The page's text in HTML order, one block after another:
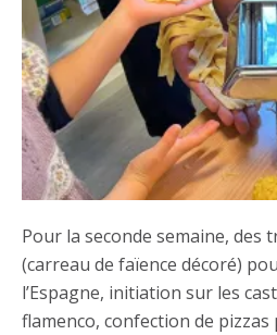
Pour la seconde semaine, des
(carreau de faïence décoré)
l’Espagne, initiation sur les
flamenco, confection de pizzas